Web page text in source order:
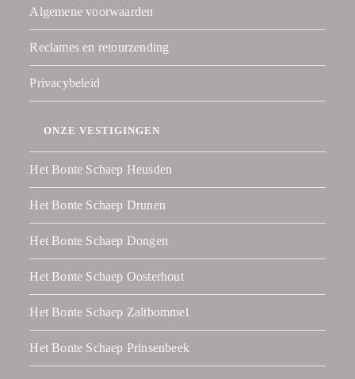
Algemene voorwaarden
Reclames en retourzending
Privacybeleid
ONZE VESTIGINGEN
Het Bonte Schaep Heusden
Het Bonte Schaep Drunen
Het Bonte Schaep Dongen
Het Bonte Schaep Oosterhout
Het Bonte Schaep Zaltbommel
Het Bonte Schaep Prinsenbeek